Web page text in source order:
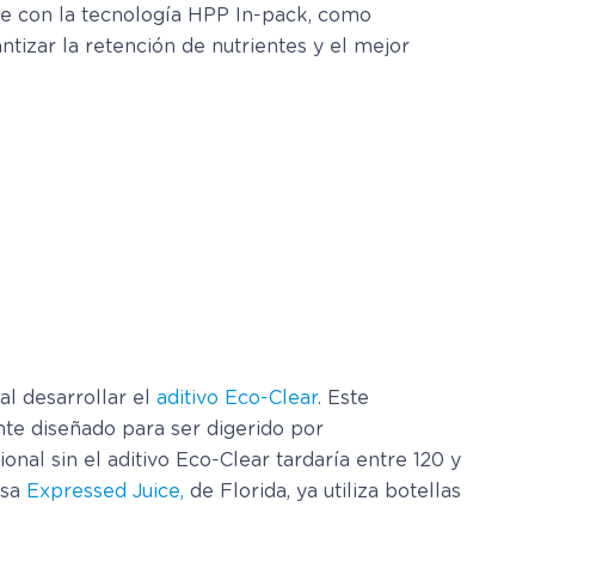
con la tecnología HPP In-pack, como
la retención de nutrientes y el mejor
desarrollar el aditivo Eco-Clear. Este
diseñado para ser digerido por
sin el aditivo Eco-Clear tardaría entre 120 y
Expressed Juice, de Florida, ya utiliza botellas